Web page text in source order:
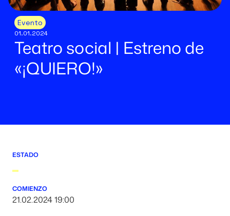
Evento
01.01.2024
Teatro social | Estreno de
«¡QUIERO!»
ESTADO
COMIENZO
21.02.2024 19:00